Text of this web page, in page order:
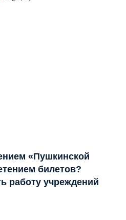
«Пушкинской
билетов?
работу учреждений